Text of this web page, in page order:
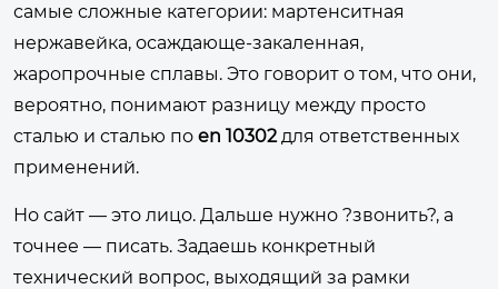
самые сложные категории: мартенситная
нержавейка, осаждающе-закаленная,
жаропрочные сплавы. Это говорит о том, что они,
вероятно, понимают разницу между просто
сталью и сталью по en 10302для ответственных
применений.
Но сайт — это лицо. Дальше нужно ?звонить?, а
точнее — писать. Задаешь конкретный
технический вопрос, выходящий за рамки